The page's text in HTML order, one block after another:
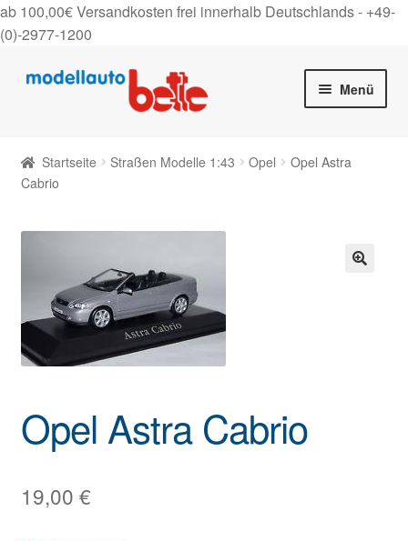
ab 100,00€ Versandkosten frei innerhalb Deutschlands - +49-
(0)-2977-1200
Zur
Zum
Menü
Shop
Gutscheine
Über uns
On Tour
Startseite Straßen Modelle 1:43 Opel
Opel Astra
Cabrio
Opel Astra Cabrio
19,00 €